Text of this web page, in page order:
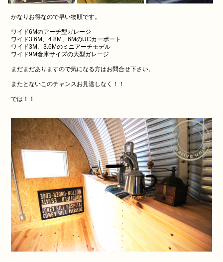
かなりお得なので早い物順です。
ワイド6Mのアーチ型ガレージ
ワイド3.6M、4.8M、6MのUCカーポート
ワイド3M、3.6Mのミニアーチモデル
ワイド9M倉庫サイズの大型ガレージ
まだまだありますので気になる方はお問合せ下さい。
またとないこのチャンスお見逃しなく！！
では！！